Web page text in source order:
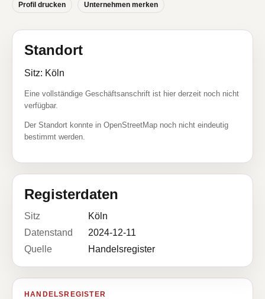
Profil drucken Unternehmen merken
Standort
Sitz: Köln
Eine vollständige Geschäftsanschrift ist hier derzeit noch nicht
verfügbar.
Der Standort konnte in OpenStreetMap noch nicht eindeutig
bestimmt werden.
Registerdaten
Sitz
Köln
Datenstand
2024-12-11
Quelle
Handelsregister
HANDELSREGISTER